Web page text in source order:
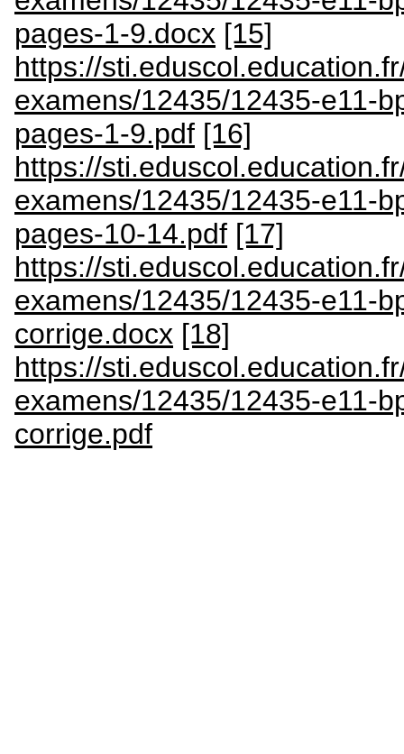
pages-1-9.docx [15]
https://
examens/12435/12435-e11-
pages-1-9.pdf [16]
https://
examens/12435/12435-e11-
pages-10-14.pdf [17]
https://
examens/12435/12435-e11-
corrige.docx [18]
https://
examens/12435/12435-e11-
corrige.pdf